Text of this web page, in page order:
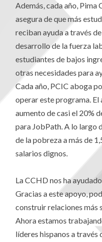
Además, cada año,
asegura de que más
reciban ayuda a través
desarrollo de la fuerza
estudiantes de bajos
otras necesidades para
Cada año, PCIC aboga
operar este programa. El
aumento de casi el 20%
para JobPath. A lo largo
de la pobreza a más de
salarios dignos.
La CCHD nos ha
Gracias a este apoyo,
construir relaciones más
Ahora estamos
líderes hispanos a través